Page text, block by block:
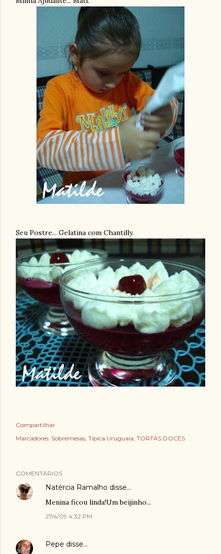
Seu Postre... Gelatina com Chantilly.
Compartilhar
Marcadores: Sobremesas Típica Uruguaia TORTAS DOCES
COMENTÁRIOS
Natércia Ramalho disse…
Menina ficou linda!Um beijinho...
27/4/09 4:32 PM
Pepe disse…